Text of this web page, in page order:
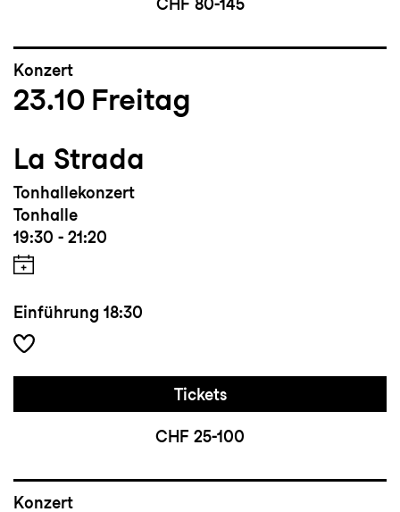
CHF 80-145
Konzert
23.10 Freitag
La Strada
Tonhallekonzert
Tonhalle
19:30 - 21:20
Einführung 18:30
Tickets
CHF 25-100
Konzert